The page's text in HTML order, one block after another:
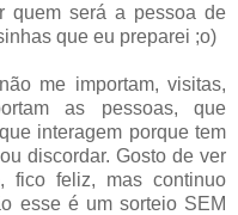
quem será a pessoa de
que eu preparei ;o)
me importam, visitas,
as pessoas, que
interagem porque tem
discordar. Gosto de ver
fico feliz, mas continuo
esse é um sorteio SEM